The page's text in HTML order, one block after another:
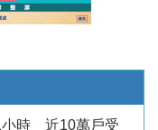
小時 近10萬戶受